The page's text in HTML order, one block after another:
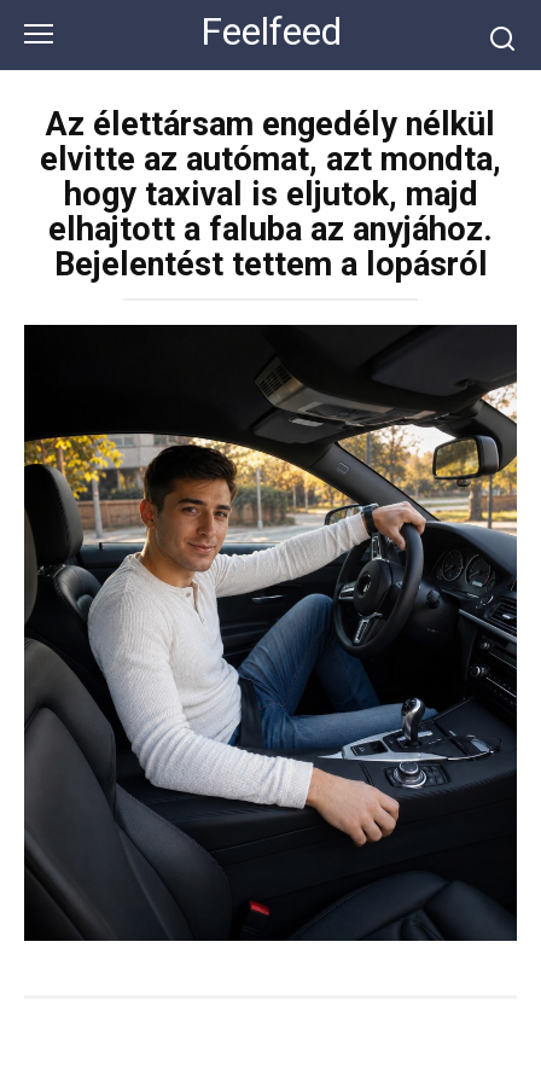
контенту
Feelfeed
Az élettársam engedély nélkül
elvitte az autómat, azt mondta,
hogy taxival is eljutok, majd
elhajtott a faluba az anyjához.
Bejelentést tettem a lopásról